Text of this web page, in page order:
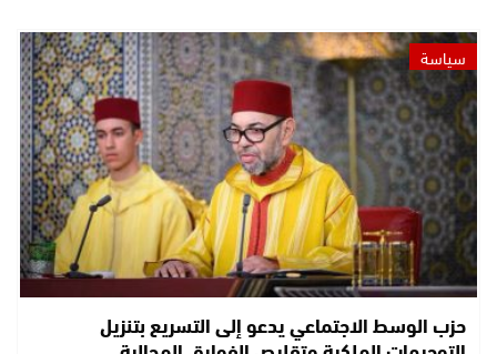
سياسة
حزب الوسط الاجتماعي يدعو إلى التسريع بتنزيل